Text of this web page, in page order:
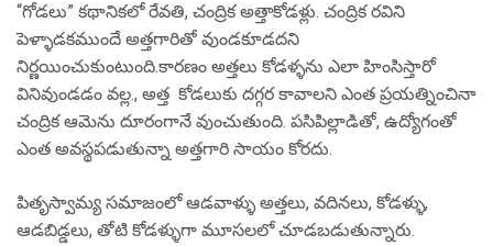
“గోడలు” కథానికలో రేవతి, చంద్రిక అత్తాకోడళ్లు. చంద్రిక రవిని
పెళ్ళాడకముందే అత్తగారితో వుండకూడదని
నిర్ణయించుకుంటుంది.కారణం అత్తలు కోడళ్ళను ఎలా హింసిస్తారో
వినివుండడం వల్ల., అత్త కోడలుకు దగ్గర కావాలని ఎంత ప్రయత్నించినా
చంద్రిక ఆమెను దూరంగానే వుంచుతుంది. పసిపిల్లాడితో, ఉద్యోగంతో
ఎంత అవస్థపడుతున్నా అత్తగారి సాయం కోరదు.
పితృస్వామ్య సమాజంలో ఆడవాళ్ళు అత్తలు, వదినలు, కోడళ్ళు,
ఆడబిడ్డలు, తోటి కోడళ్ళుగా మూసలలో చూడబడుతున్నారు.